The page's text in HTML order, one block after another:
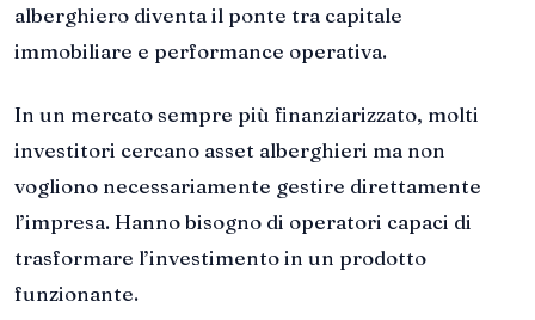
alberghiero diventa il ponte tra capitale
immobiliare e performance operativa.
In un mercato sempre più finanziarizzato, molti
investitori cercano asset alberghieri ma non
vogliono necessariamente gestire direttamente
l’impresa. Hanno bisogno di operatori capaci di
trasformare l’investimento in un prodotto
funzionante.